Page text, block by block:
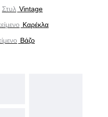
Στυλ Vintage
Καρέκλα
Βάζο